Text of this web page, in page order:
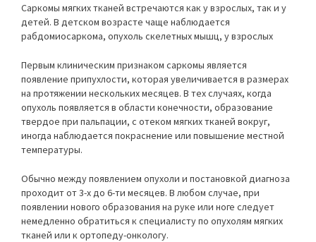
Саркомы мягких тканей встречаются как у взрослых, так и у
детей. В детском возрасте чаще наблюдается
рабдомиосаркома, опухоль скелетных мышц, у взрослых
Первым клиническим признаком саркомы является
появление припухлости, которая увеличивается в размерах
на протяжении нескольких месяцев. В тех случаях, когда
опухоль появляется в области конечности, образование
твердое при пальпации, с отеком мягких тканей вокруг,
иногда наблюдается покраснение или повышение местной
температуры.
Обычно между появлением опухоли и постановкой диагноза
проходит от 3-х до 6-ти месяцев. В любом случае, при
появлении нового образования на руке или ноге следует
немедленно обратиться к специалисту по опухолям мягких
тканей или к ортопеду-онкологу.